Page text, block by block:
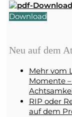
Download
Neu auf dem
Mehr vom
Momente
RIP oder
auf dem